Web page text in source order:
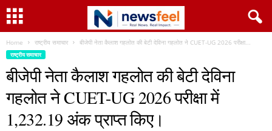
Home राष्ट्रीय समाचार बीजेपी नेता कैलाश गहलोत की बेटी देविना गहलोत ने CUET-UG 2026 परीक्षा...
राष्ट्रीय समाचार
बीजेपी नेता कैलाश गहलोत की बेटी देविना
गहलोत ने CUET-UG 2026 परीक्षा में
1,232.19 अंक प्राप्त किए।